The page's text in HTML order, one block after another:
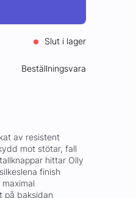
Slut i lager
Beställningsvara
av resistent
mot stötar, fall
hittar Olly
finish
på baksidan